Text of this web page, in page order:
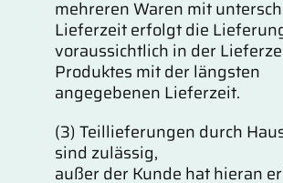
mehreren Waren mit
Lieferzeit erfolgt die
voraussichtlich in der
Produktes mit der längsten
angegebenen Lieferzeit.
(3) Teillieferungen durch
sind zulässig,
außer der Kunde hat hieran